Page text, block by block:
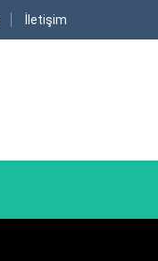
İletişim